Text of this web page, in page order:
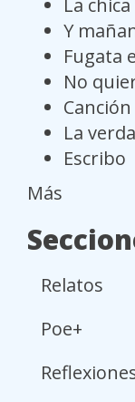
La
Y
Fugata
No
La
Escribo
Más
Relatos
Poe+